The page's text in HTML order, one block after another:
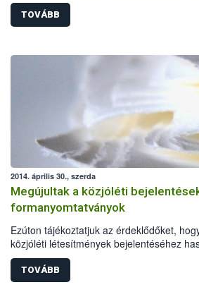
hogy felhívja a figyelmet az innováció
agrárgazdaságban, s ezáltal a gazdák
TOVÁBB
2014. április 30., szerda
Megújultak a közjóléti
formanyomtatványok
Ezúton tájékoztatjuk az érdeklődőket,
közjóléti létesítmények bejelentéséhez
formanyomtatványokat megújítottuk,
TOVÁBB